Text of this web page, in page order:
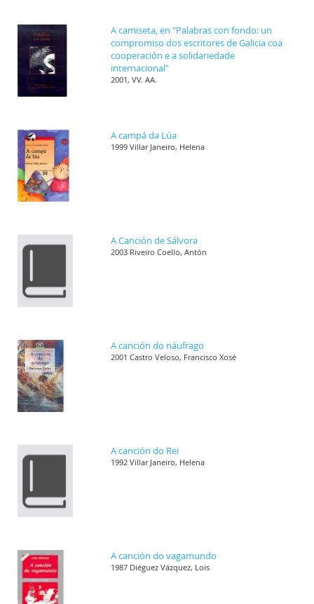
A camiseta, en "Palabras con fondo: un
compromiso dos escritores de Galicia coa
cooperación e a solidariedade
internacional"
2001, VV. AA.
A campá da Lúa
1999 Villar Janeiro, Helena
A Canción de Sálvora
2003 Riveiro Coello, Antón
A canción do náufrago
2001 Castro Veloso, Francisco Xosé
A canción do Rei
1992 Villar Janeiro, Helena
A canción do vagamundo
1987 Diéguez Vázquez, Lois